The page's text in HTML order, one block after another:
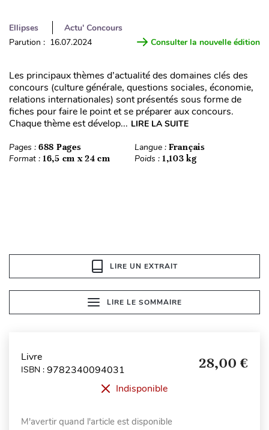
Ellipses
Actu' Concours
Parution : 16.07.2024
Consulter la nouvelle édition
Les principaux thèmes d’actualité des domaines clés des
concours (culture générale, questions sociales, économie,
relations internationales) sont présentés sous forme de
fiches pour faire le point et se préparer aux concours.
Chaque thème est dévelop... LIRE LA SUITE
Pages : 688 Pages Langue : Français
Format : 16,5 cm x 24 cm Poids : 1,103 kg
LIRE UN EXTRAIT
LIRE LE SOMMAIRE
Livre
ISBN : 9782340094031 28,00 €
Indisponible
M'avertir quand l'article est disponible